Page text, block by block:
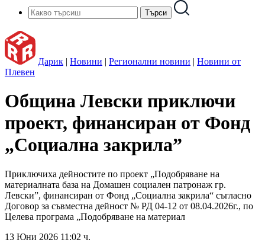
Дарик | Новини | Регионални новини | Новини от
Плевен
Община Левски приключи
проект, финансиран от Фонд
„Социална закрила”
Приключиха дейностите по проект „Подобряване на
материалната база на Домашен социален патронаж гр.
Левски”, финансиран от Фонд „Социална закрила“ съгласно
Договор за съвместна дейност № РД 04-12 от 08.04.2026г., по
Целева програма „Подобряване на материал
13 Юни 2026 11:02 ч.